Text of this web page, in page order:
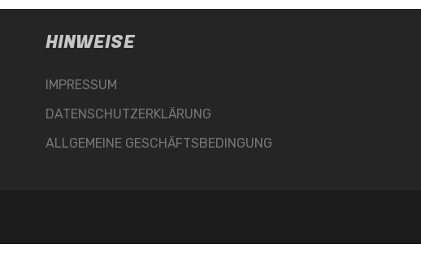
HINWEISE
IMPRESSUM
DATENSCHUTZERKLÄRUNG
ALLGEMEINE GESCHÄFTSBEDINGUNG